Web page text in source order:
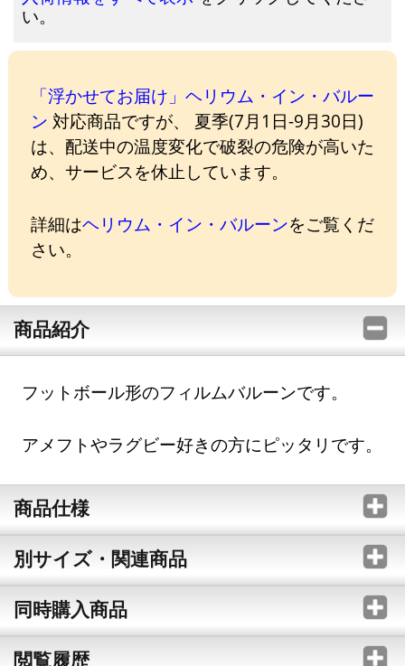
い。
「浮かせてお届け」ヘリウム・イン・バルー
ン 対応商品ですが、 夏季(7月1日-9月30日)
は、配送中の温度変化で破裂の危険が高いた
め、サービスを休止しています。
詳細はヘリウム・イン・バルーンをご覧くだ
さい。
商品紹介
フットボール形のフィルムバルーンです。
アメフトやラグビー好きの方にピッタリです。
商品仕様
別サイズ・関連商品
同時購入商品
閲覧履歴